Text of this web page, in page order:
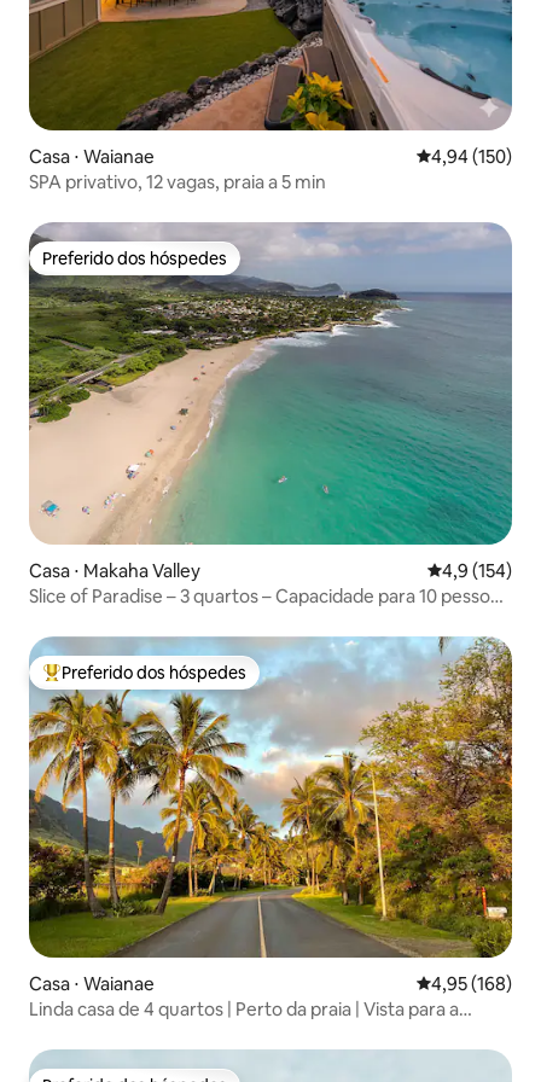
Casa ⋅ Waianae 4,94 de uma
4,94 (150)
SPA privativo, 12 vagas, praia a 5 min
Preferido dos hóspedes
Preferido dos hóspedes
Casa ⋅ Makaha Valley 4,9 de uma
4,9 (154)
Slice of Paradise – 3 quartos – Capacidade para 10 pessoas
Entre os melhores preferidos dos hóspedes
Preferido dos hóspedes
Casa ⋅ Waianae 4,95 de uma
4,95 (168)
Linda casa de 4 quartos | Perto da praia | Vista para a